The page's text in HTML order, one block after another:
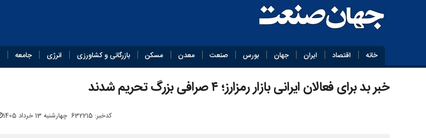
خانه اقتصاد ایران جهان بورس صنعت معدن مسکن بازرگانی و کشاورزی انرژی جامعه
خبر بد برای فعالان ایرانی بازار رمزارز؛ ۴ صرافی بزرگ تحریم شدند
کدخبر: 632215 چهارشنبه 13 خرداد 1405